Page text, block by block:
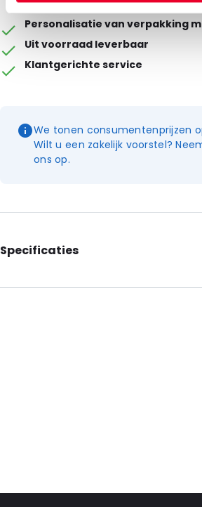
Personalisatie van verpakking
Uit voorraad leverbaar
Klantgerichte service
We tonen consumentenprijzen
Wilt u een zakelijk voorstel?
ons op.
Specificaties
Additional information: Dit artikel is te
Order ID: 450200